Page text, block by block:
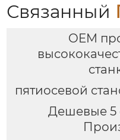
Связанный
OEM
пятиосевой
Дешевые 5